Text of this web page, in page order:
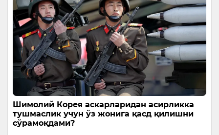
Шимолий Корея аскарларидан асирликка
тушмаслик учун ўз жонига қасд қилишни
сўрамоқдами?